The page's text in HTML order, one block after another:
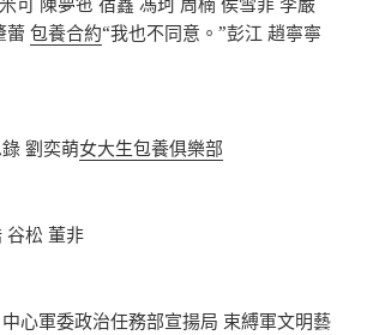
蕾包養合約“我也不同意。”彭江 趙寧寧
劉奕萌女大生包養俱樂部
松 董非
軍委政治任務部宣揚局 束縛軍文明藝